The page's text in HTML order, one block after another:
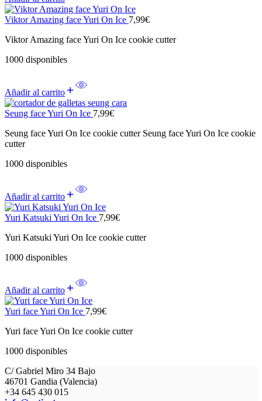
Viktor Amazing face Yuri On Ice 7,99€
Viktor Amazing face Yuri On Ice cookie cutter
1000 disponibles
Añadir al carrito
Seung face Yuri On Ice 7,99€
Seung face Yuri On Ice cookie cutter Seung face Yuri On Ice cookie
cutter
1000 disponibles
Añadir al carrito
Yuri Katsuki Yuri On Ice 7,99€
Yuri Katsuki Yuri On Ice cookie cutter
1000 disponibles
Añadir al carrito
Yuri face Yuri On Ice 7,99€
Yuri face Yuri On Ice cookie cutter
1000 disponibles
C/ Gabriel Miro 34 Bajo
46701 Gandia (Valencia)
+34 645 430 015